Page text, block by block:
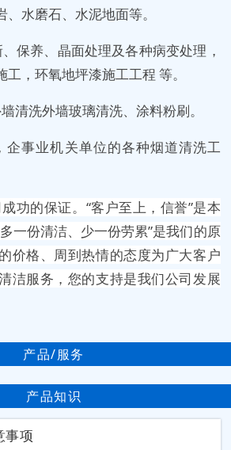
水磨石、水泥地面等。
保养、晶面处理及各种病变处理，
，环氧地坪漆施工工程 等。
清洗外墙玻璃清洗、涂料粉刷。
企事业机关单位的各种烟道清洗工
功的保证。“客户至上，信誉”是本
一份清洁、少一份劳累”是我们的原
价格、周到热情的态度为广大客户
洁服务，您的支持是我们公司发展
产品/服务
产品知识
事项